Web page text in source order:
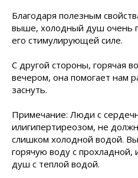
Благодаря полезным
выше, холодный душ очень
его стимулирующей силе.
С другой стороны, горячая
вечером, она помогает нам
заснуть.
Примечание: Люди с
илигипертиреозом, не
слишком холодной водой.
горячую воду с
душ с теплой водой.